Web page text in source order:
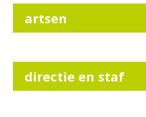
artsen
directie en staf